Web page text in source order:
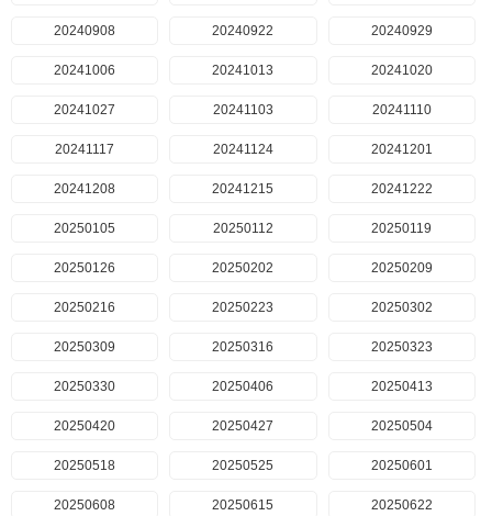
20240908 20240922 20240929
20241006 20241013 20241020
20241027 20241103 20241110
20241117 20241124 20241201
20241208 20241215 20241222
20250105 20250112 20250119
20250126 20250202 20250209
20250216 20250223 20250302
20250309 20250316 20250323
20250330 20250406 20250413
20250420 20250427 20250504
20250518 20250525 20250601
20250608 20250615 20250622